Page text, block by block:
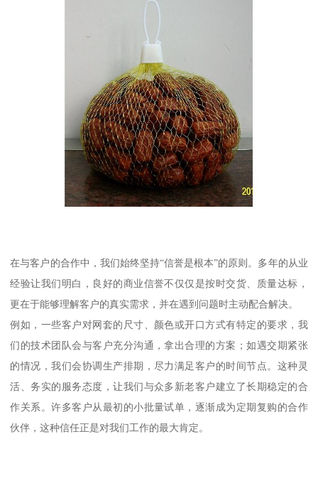
在与客户的合作中，我们始终坚持“信誉是根本”的原则。多年的从业
经验让我们明白，良好的商业信誉不仅仅是按时交货、质量达标，
更在于能够理解客户的真实需求，并在遇到问题时主动配合解决。
例如，一些客户对网套的尺寸、颜色或开口方式有特定的要求，我
们的技术团队会与客户充分沟通，拿出合理的方案；如遇交期紧张
的情况，我们会协调生产排期，尽力满足客户的时间节点。这种灵
活、务实的服务态度，让我们与众多新老客户建立了长期稳定的合
作关系。许多客户从最初的小批量试单，逐渐成为定期复购的合作
伙伴，这种信任正是对我们工作的最大肯定。